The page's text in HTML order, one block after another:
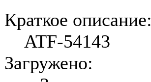
Краткое описание:
ATF-54143
Загружено: